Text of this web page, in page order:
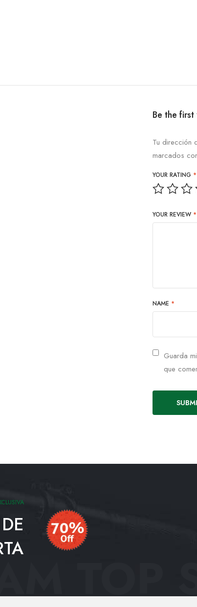
Be the first
Tu dirección
marcados
YOUR RATING *
YOUR REVIEW *
NAME *
Guarda
que
TOP